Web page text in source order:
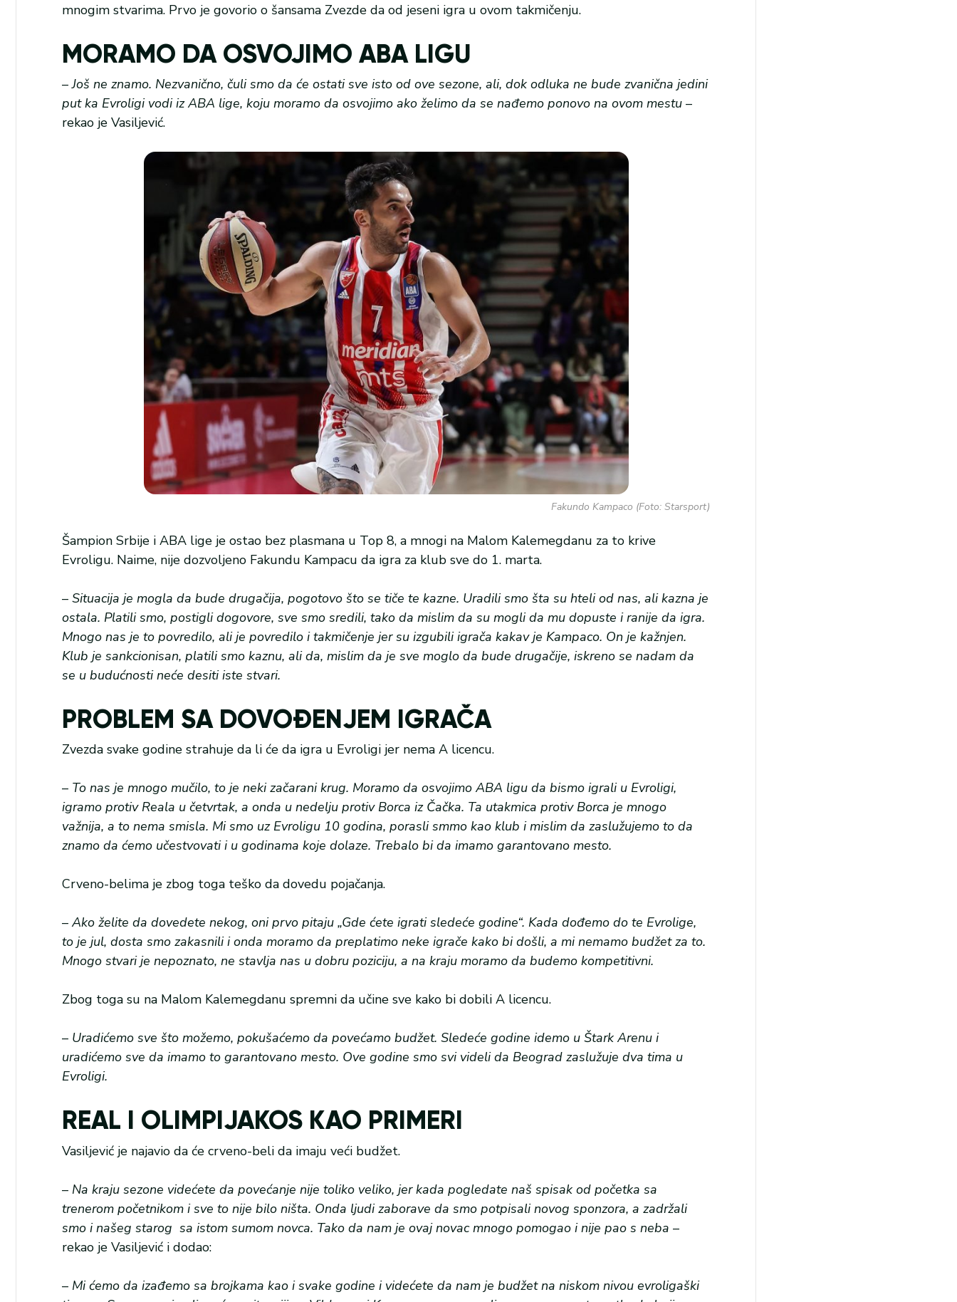
mnogim stvarima. Prvo je govorio o šansama Zvezde da od jeseni igra u ovom takmičenju.
MORAMO DA OSVOJIMO ABA LIGU
–Još ne znamo. Nezvanično, čuli smo da će ostati sve isto od ove sezone, ali, dok odluka ne bude zvanična jedini
put ka Evroligi vodi iz ABA lige, koju moramo da osvojimo ako želimo da se nađemo ponovo na ovom mestu –
rekao je Vasiljević.
Fakundo Kampaco (Foto: Starsport)
Šampion Srbije i ABA lige je ostao bez plasmana u Top 8, a mnogi na Malom Kalemegdanu za to krive
Evroligu. Naime, nije dozvoljeno Fakundu Kampacu da igra za klub sve do 1. marta.
– Situacija je mogla da bude drugačija, pogotovo što se tiče te kazne. Uradili smo šta su hteli od nas, ali kazna je
ostala. Platili smo, postigli dogovore, sve smo sredili, tako da mislim da su mogli da mu dopuste i ranije da igra.
Mnogo nas je to povredilo, ali je povredilo i takmičenje jer su izgubili igrača kakav je Kampaco. On je kažnjen.
Klub je sankcionisan, platili smo kaznu, ali da, mislim da je sve moglo da bude drugačije, iskreno se nadam da
se u budućnosti neće desiti iste stvari.
PROBLEM SA DOVOĐENJEM IGRAČA
Zvezda svake godine strahuje da li će da igra u Evroligi jer nema A licencu.
– To nas je mnogo mučilo, to je neki začarani krug. Moramo da osvojimo ABA ligu da bismo igrali u Evroligi,
igramo protiv Reala u četvrtak, a onda u nedelju protiv Borca iz Čačka. Ta utakmica protiv Borca je mnogo
važnija, a to nema smisla. Mi smo uz Evroligu 10 godina, porasli smmo kao klub i mislim da zaslužujemo to da
znamo da ćemo učestvovati i u godinama koje dolaze. Trebalo bi da imamo garantovano mesto.
Crveno-belima je zbog toga teško da dovedu pojačanja.
–Ako želite da dovedete nekog, oni prvo pitaju „Gde ćete igrati sledeće godine“. Kada dođemo do te Evrolige,
to je jul, dosta smo zakasnili i onda moramo da preplatimo neke igrače kako bi došli, a mi nemamo budžet za to.
Mnogo stvari je nepoznato, ne stavlja nas u dobru poziciju, a na kraju moramo da budemo kompetitivni.
Zbog toga su na Malom Kalemegdanu spremni da učine sve kako bi dobili A licencu.
– Uradićemo sve što možemo, pokušaćemo da povećamo budžet. Sledeće godine idemo u Štark Arenu i
uradićemo sve da imamo to garantovano mesto. Ove godine smo svi videli da Beograd zaslužuje dva tima u
Evroligi.
REAL I OLIMPIJAKOS KAO PRIMERI
Vasiljević je najavio da će crveno-beli da imaju veći budžet.
– Na kraju sezone videćete da povećanje nije toliko veliko, jer kada pogledate naš spisak od početka sa
trenerom početnikom i sve to nije bilo ništa. Onda ljudi zaborave da smo potpisali novog sponzora, a zadržali
smo i našeg starog sa istom sumom novca. Tako da nam je ovaj novac mnogo pomogao i nije pao s neba –
rekao je Vasiljević i dodao:
– Mi ćemo da izađemo sa brojkama kao i svake godine i videćete da nam je budžet na niskom nivou evroligaškiһ